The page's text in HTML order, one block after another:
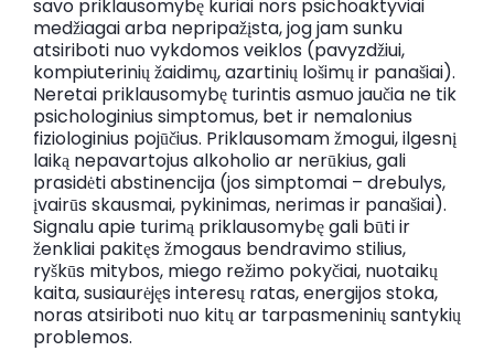
savo priklausomybę kuriai nors psichoaktyviai
medžiagai arba nepripažįsta, jog jam sunku
atsiriboti nuo vykdomos veiklos (pavyzdžiui,
kompiuterinių žaidimų, azartinių lošimų ir panašiai).
Neretai priklausomybę turintis asmuo jaučia ne tik
psichologinius simptomus, bet ir nemalonius
fiziologinius pojūčius. Priklausomam žmogui, ilgesnį
laiką nepavartojus alkoholio ar nerūkius, gali
prasidėti abstinencija (jos simptomai – drebulys,
įvairūs skausmai, pykinimas, nerimas ir panašiai).
Signalu apie turimą priklausomybę gali būti ir
ženkliai pakitęs žmogaus bendravimo stilius,
ryškūs mitybos, miego režimo pokyčiai, nuotaikų
kaita, susiaurėjęs interesų ratas, energijos stoka,
noras atsiriboti nuo kitų ar tarpasmeninių santykių
problemos.